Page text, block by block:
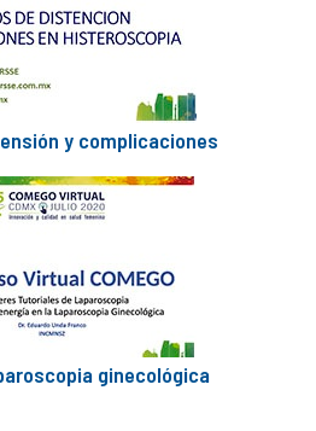
y complicaciones
ginecológica